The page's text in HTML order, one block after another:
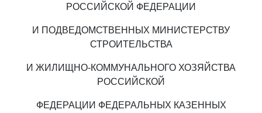
РОССИЙСКОЙ ФЕДЕРАЦИИ
И ПОДВЕДОМСТВЕННЫХ МИНИСТЕРСТВУ
СТРОИТЕЛЬСТВА
И ЖИЛИЩНО-КОММУНАЛЬНОГО ХОЗЯЙСТВА
РОССИЙСКОЙ
ФЕДЕРАЦИИ ФЕДЕРАЛЬНЫХ КАЗЕННЫХ